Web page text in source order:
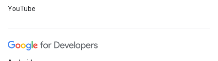
YouTube